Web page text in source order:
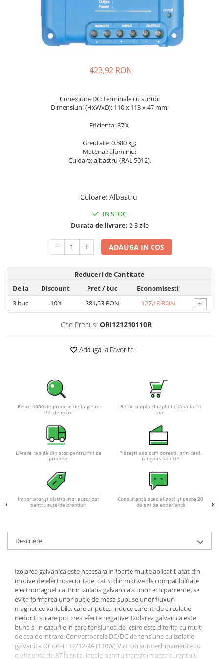
Panouri fotovoltaice si accesorii
Panouri fotovoltaice
Sisteme prindere panouri
Invertoare Hibrid
Sisteme de stocare energie
Pachete complete stocare energie
Sisteme de Stocare Comerciale
Sisteme fotovoltaice de putere
vacanta)
Sisteme fotovoltaice profesionale
Pachete sisteme fotovoltaice
Statii de incarcare vehicule
electrice
Prize de incarcare vehicule
Turbine eoliene pentru casă
Acumulatori VRLA AGM/GEL /
Tractiune / LiFePo4
Baterii si acumulatori AGM VRLA
de 6-12 V
GEL
AGM
SLA AGM (Sealed Lead Acid)
Deep Cycle - Tractiune/Semi-
Tractiune
Marine & Caravan
APC
Pachete acumulatori VRLA
Sisteme de management (BMS)
423,92 RON
Conexiune DC: terminale cu surub;
Dimensiuni (HxWxD): 110 x 113 x 47 mm;
Eficienta: 87%
Greutate: 0.580 kg;
Material: aluminiu;
Culoare: albastru (RAL 5012).
Culoare: Albastru
IN STOC
Durata de livrare: 2-3 zile
ADAUGA IN COS
Reduceri de Cantitate
De la
Discount Pret/ buc
Economisesti
3 buc -10% 381,53 RON 127,18 RON +
Cod Produs: ORI121210110R
Adauga la Favorite
Peste 4000 de produse de la peste
300 de mărci
Retur simplu și rapid în până la 14
zile
Livrare rapidă din stoc pentru mii de
produse
Plătești așa cum dorești, prin card,
ramburs sau OP
Importator și distribuitor autorizat
pentru sute de branduri
Consultanță specializată și peste 20
de ani de experiență
Descriere
Izolarea galvanica este necesara in foarte multe aplicatii, atat din
motive de electrosecuritate, cat si din motive de compatibilitate
electromagnetica. Prin izolatia galvanica a unor echipamente, se
evita formarea unor bucle de masa supuse unor fluxuri
magnetice variabile, care ar putea induce curenti de circulatie
nedoriti si care pot crea efecte negative. Izolarea galvanica este
buna si in cazurile in care tensiunea de iesire este diferita cu mult,
de cea de intrare. Convertoarele DC/DC de tensiune cu izolatie
galvanica Orion-Tr 12/12-9A (110W) Victron sunt echipamente cu
o eficienta de 87 la suta, ideale pentru transformarea curentului